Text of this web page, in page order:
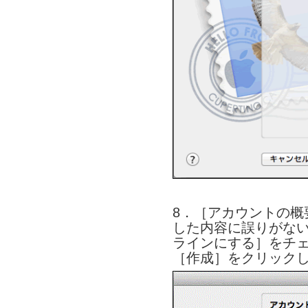
8．［アカウントの
した内容に誤りがな
ラインにする］をチ
［作成］をクリック